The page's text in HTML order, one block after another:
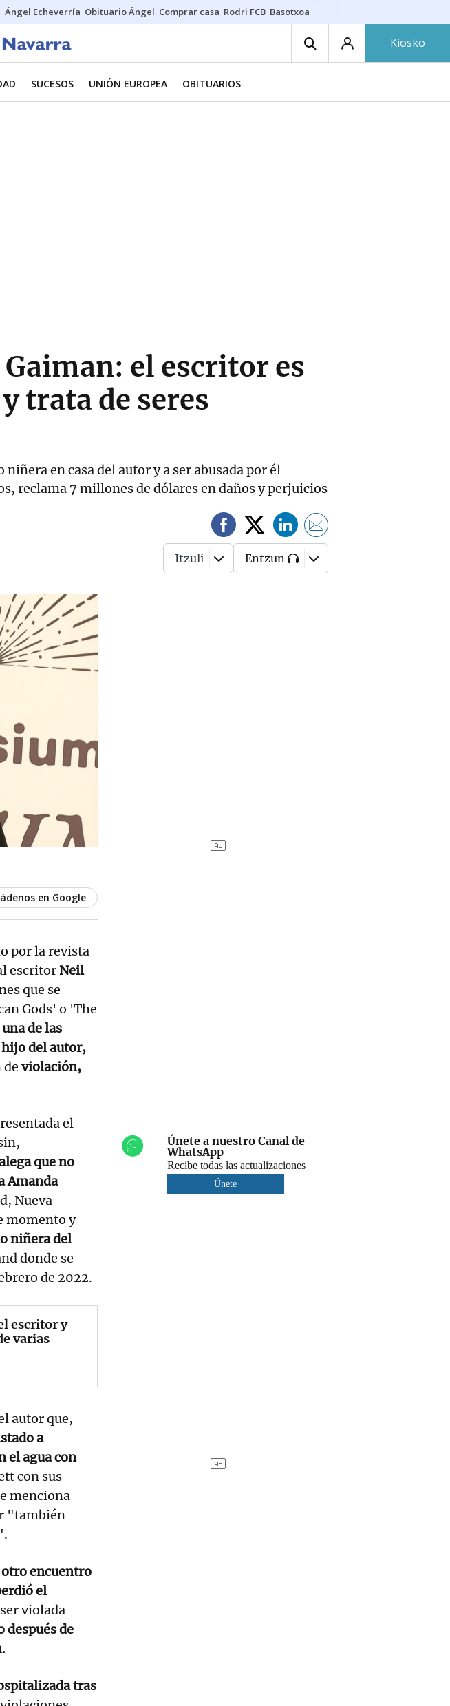
Ángel Echeverría Obituario Ángel Comprar casa Rodri FCB Basotxoa
Kiosko
SUCESOS UNIÓN EUROPEA OBITUARIOS
el escritor es
trata de seres
en casa del autor y a ser abusada por él
reclama 7 millones de dólares en daños y perjuicios
Itzuli Entzun
en Google
por la revista
escritor Neil
que se
Gods' o 'The
una de las
del autor,
de violación,
el
que no
Amanda
Nueva
momento y
niñera del
donde se
de 2022.
escritor y
varias
autor que,
a
el agua con
con sus
menciona
"también
otro encuentro
el
violada
después de
tras
Únete a nuestro Canal de
WhatsApp
Recibe todas las actualizaciones
Únete